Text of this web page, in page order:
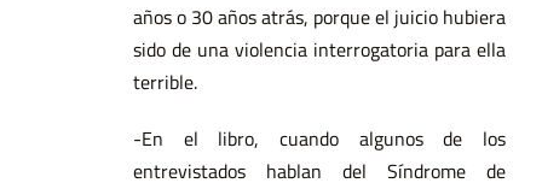
años o 30 años atrás, porque el juicio hubiera
sido de una violencia interrogatoria para ella
terrible.
-En el libro, cuando algunos de los
entrevistados hablan del Síndrome de